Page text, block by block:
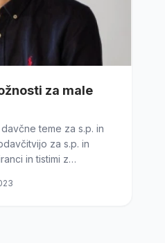
za male
teme za s.p. in
za s.p. in
in tistimi z